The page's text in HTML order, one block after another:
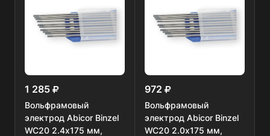
1 285
Вольфрамовый
электрод Abicor Binzel
WC20 2.4х175 мм,
972
Вольфрамовый
электрод Abicor Binzel
WC20 2.0х175 мм,